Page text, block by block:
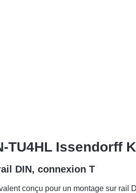
Issendorff
DIN, connexion T
conçu pour un montage sur